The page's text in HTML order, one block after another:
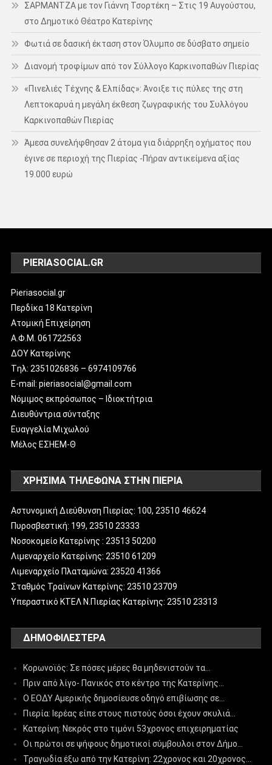
ΣΑΡΜΑΝΤΖΑ με τον Γιάννη Τσορτέκη – Στις 19 Αυγούστου,
στο Δημοτικό Θέατρο Κατερίνης
Φωτιά σε δασική έκταση στον Όλυμπο σε δύσβατο σημείο
Διανομή τροφίμων από τον Σύλλογο Καρκινοπαθών Πιερίας
«Πινελιές Τέχνης & Ελπίδας»: Άνοιξε τις πύλες της στη
Λεπτοκαρυά η μεγάλη έκθεση ζωγραφικής του Συλλόγου
Καρκινοπαθών Πιερίας
Άμεσα συνελήφθησαν 2 άτομα για διάρρηξη οχήματος που
έγινε σε περιοχή της Πιερίας -Πήραν αντικείμενα αξίας
19.000 ευρώ
PIERIASOCIAL.GR
Pieriasocial.gr
Περδίκα 18 Κατερίνη
Ατομική Επιχείρηση
Α.Φ.Μ. 061722563
ΔΟΥ Κατερίνης
Tηλ: 2351026836 – 6974109766
E-mail: pieriasocial@gmail.com
Νόμιμος εκπρόσωπος – Ιδιοκτήτρια
Διευθύντρια σύνταξης
Ευαγγελία Μιχωλού
Μέλος ΕΣΗΕΜ-Θ
ΧΡΗΣΙΜΑ ΤΗΛΕΦΩΝΑ ΣΤΗΝ ΠΙΕΡΙΑ
Αστυνομική Διεύθυνση Πιερίας: 100, 23510 46624
Πυροσβεστική: 199, 23510 23333
Νοσοκομείο Κατερίνης : 23513 50200
Λιμεναρχείο Κατερίνης: 23510 61209
Λιμεναρχείο Πλαταμώνα: 23520 41366
Σταθμός Τραίνων Κατερίνης: 23510 23709
Υπεραστικό ΚΤΕΛ Ν.Πιερίας Κατερίνης: 23510 23313
ΔΗΜΟΦΙΛΈΣΤΕΡΑ
Κορωνοϊός: Σε πόσες μέρες θα μηδενιστούν τα…
Πριν από λίγο- Πανικός στο κέντρο της Κατερίνης…
Ο ΕΟΔΥ Αμερικής δημοσίευσε οδηγό επιβίωσης σε…
Πιερία: Ιερέας είπε στους πιστούς όσοι έχουν σκυλιά…
Κατερίνη: Νεκρός στο τιμόνι 53χρονος επιχειρηματίας
Οι πρώτοι σε ψήφους δημοτικοί σύμβουλοι στον Δήμο…
Τραγωδία έξω από την Κατερίνη: 22χρονος και 20χρονος…